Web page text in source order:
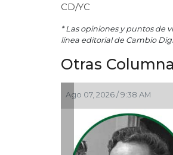
CD/YC
* Las opiniones y puntos de
línea editorial de Cambio
Otras
Ago 07, 2026 / 9:38 AM